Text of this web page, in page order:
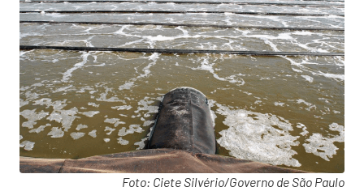
Foto: Ciete Silvério/Governo de São Paulo